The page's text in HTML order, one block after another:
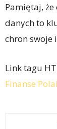
Pamiętaj,
danych to
chron swoje
Link tagu
Finanse